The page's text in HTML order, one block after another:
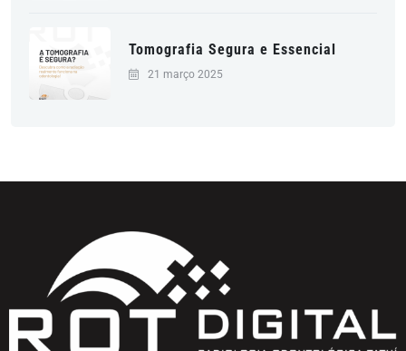
Tomografia Segura e Essencial
21 março 2025